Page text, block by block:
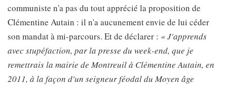
communiste n'a pas du tout apprécié la proposition de
Clémentine Autain : il n'a aucunement envie de lui céder
son mandat à mi-parcours. Et de déclarer : « J'apprends
avec stupéfaction, par la presse du week-end, que je
remettrais la mairie de Montreuil à Clémentine Autain, en
2011, à la façon d'un seigneur féodal du Moyen âge